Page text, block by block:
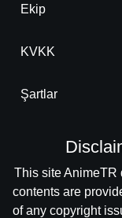
Ekip
KVKK
Şartlar
This site AnimeTR
contents are
of any copyright